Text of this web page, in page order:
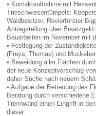
• Kontaktaufnahme mit
Trieschwiesentümpels:
Waldbesitzer, Revierförster
Antragstellung über
Bauarbeiten im November mit
• Festlegung der
(Freya, Thomas) und
• Beweidung aller Flächen
der neue Konzeptvorschlag
daher Suche nach neuem
• Aufgabe der Betreuung des
Beratung durch verschiedene
Trennwand einen Eingriff in
dieser